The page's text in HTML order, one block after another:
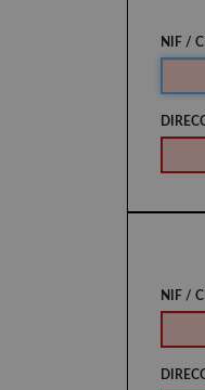
NIF /
NIF /